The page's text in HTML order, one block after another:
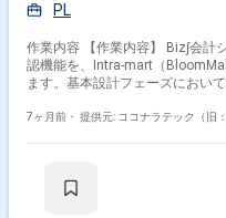
PL
作業内容 【作業内容】 Biz∫会計
認機能を、Intra-mart（
ます。基本設計フェーズにおい
月 詳細設計・開発工程: 2026年2
7ヶ月前・ 提供元: ココナラテック（旧